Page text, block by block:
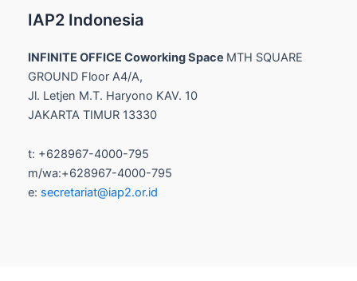
IAP2 Indonesia
INFINITE OFFICE Coworking Space MTH SQUARE
GROUND Floor A4/A,
Jl. Letjen M.T. Haryono KAV. 10
JAKARTA TIMUR 13330
t: +628967-4000-795
m/wa:+628967-4000-795
e: secretariat@iap2.or.id